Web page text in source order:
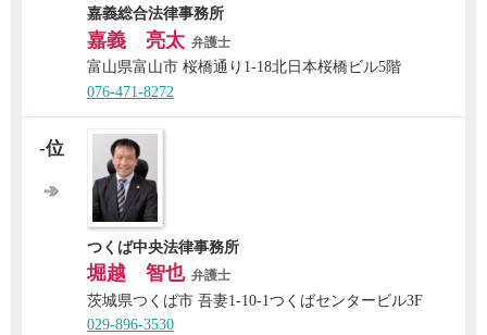
嘉義総合法律事務所
嘉義 亮太 弁護士
富山県富山市 桜橋通り1-18北日本桜橋ビル5階
076-471-8272
-位
つくば中央法律事務所
堀越 智也 弁護士
茨城県つくば市 吾妻1-10-1つくばセンタービル3F
029-896-3530